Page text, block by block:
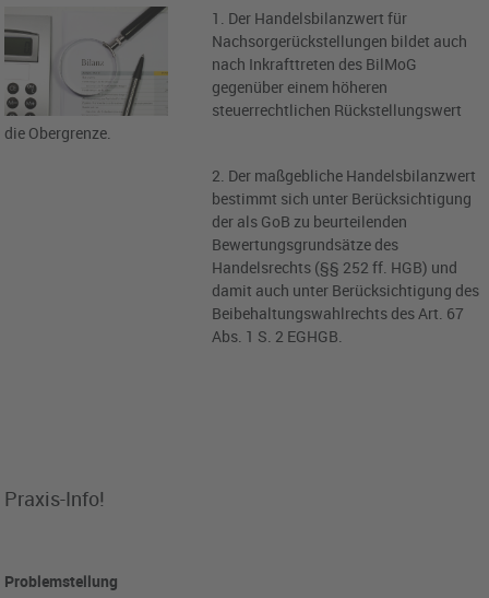
1. Der Handelsbilanzwert für
Nachsorgerückstellungen bildet auch
nach Inkrafttreten des BilMoG
gegenüber einem höheren
steuerrechtlichen Rückstellungswert
die Obergrenze.
2. Der maßgebliche Handelsbilanzwert
bestimmt sich unter Berücksichtigung
der als GoB zu beurteilenden
Bewertungsgrundsätze des
Handelsrechts (§§ 252 ff. HGB) und
damit auch unter Berücksichtigung des
Beibehaltungswahlrechts des Art. 67
Abs. 1 S. 2 EGHGB.
Praxis-Info!
Problemstellung